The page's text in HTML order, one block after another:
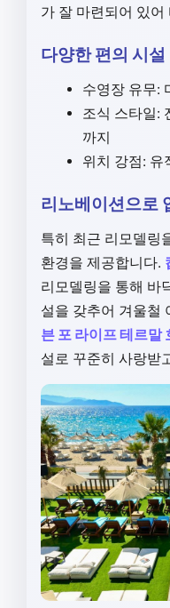
가 잘 마련되어 있
다양한 편의 시설
수영장 유무:
조식 스타일:
까지
위치 강점: 유
리노베이션으로
특히 최근 리모델링
환경을 제공합니다.
리모델링을 통해 바
설을 갖추어 겨울철
븐 포 라이프 테르말
설로 꾸준히 사랑받